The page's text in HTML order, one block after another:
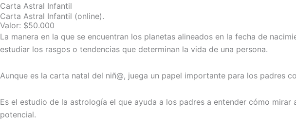
Carta Astral Infantil
Carta Astral Infantil (online).
Valor: $50.000
La manera en la que se encuentran los planetas alineados en la fecha de
estudiar los rasgos o tendencias que determinan la vida de una persona.
Aunque es la carta natal del niñ@, juega un papel importante para los padres
Es el estudio de la astrología el que ayuda a los padres a entender cómo
potencial.